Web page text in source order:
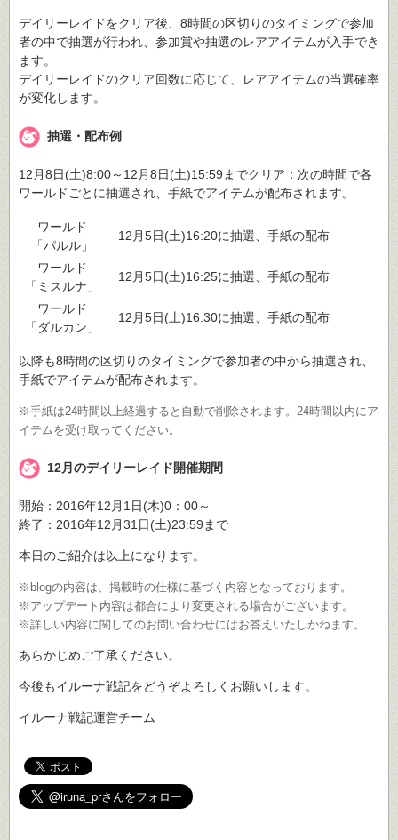
デイリーレイドをクリア後、8時間の区切りのタイミングで参加
者の中で抽選が行われ、参加賞や抽選のレアアイテムが入手でき
ます。
デイリーレイドのクリア回数に応じて、レアアイテムの当選確率
が変化します。
抽選・配布例
12月8日(土)8:00～12月8日(土)15:59までクリア：次の時間で各
ワールドごとに抽選され、手紙でアイテムが配布されます。
ワールド
「パルル」
12月5日(土)16:20に抽選、手紙の配布
ワールド
「ミスルナ」
12月5日(土)16:25に抽選、手紙の配布
ワールド
「ダルカン」
12月5日(土)16:30に抽選、手紙の配布
以降も8時間の区切りのタイミングで参加者の中から抽選され、
手紙でアイテムが配布されます。
※手紙は24時間以上経過すると自動で削除されます。24時間以内にア
イテムを受け取ってください。
12月のデイリーレイド開催期間
開始：2016年12月1日(木)0：00～
終了：2016年12月31日(土)23:59まで
本日のご紹介は以上になります。
※blogの内容は、掲載時の仕様に基づく内容となっております。
※アップデート内容は都合により変更される場合がございます。
※詳しい内容に関してのお問い合わせにはお答えいたしかねます。
あらかじめご了承ください。
今後もイルーナ戦記をどうぞよろしくお願いします。
イルーナ戦記運営チーム